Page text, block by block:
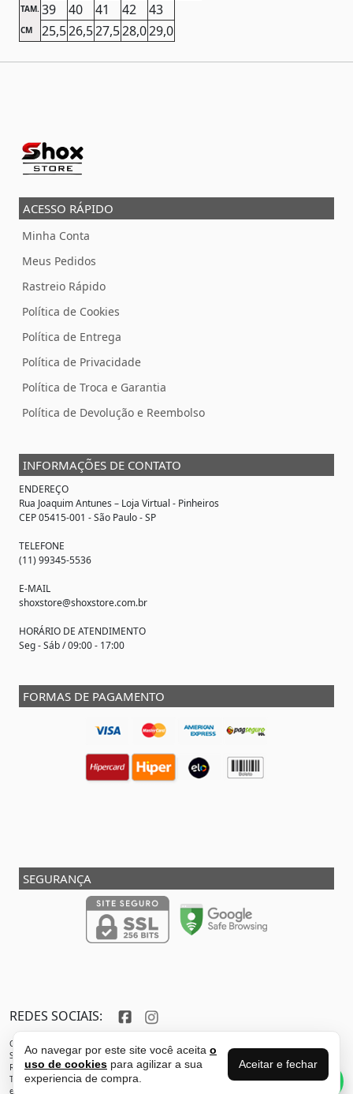
TAM. 39 40 41 42 43
CM 25,526,527,528,029,0
Perguntas sobre
ACESSO RÁPIDO
Minha Conta
Meus Pedidos
Rastreio Rápido
Política de Cookies
Política de Entrega
Política de Privacidade
Política de Troca e Garantia
Política de Devolução e Reembolso
INFORMAÇÕES DE CONTATO
ENDEREÇO
Rua Joaquim Antunes – Loja Virtual - Pinheiros
CEP 05415-001 - São Paulo - SP
TELEFONE
(11) 99345-5536
E-MAIL
shoxstore@shoxstore.com.br
HORÁRIO DE ATENDIMENTO
Seg - Sáb / 09:00 - 17:00
FORMAS DE PAGAMENTO
SEGURANÇA
REDES SOCIAIS:
Copyright © 2013 - 2026 - SHOX STORE DO BRASIL - Marca pertencente à VFR SPORTS E
SERVICOS ADMINISTRATIVOS LTDA CNPJ: 32.346.663/0001-59 - Localizada do endereço:
Rua Joaquim Antunes - São Paulo - SP - 05435-030
Todos os direitos reservados. Proibida reprodução total ou parcial deste sítio
eletrônico sem autorização prévia.
Ao navegar por este site você aceita o
uso de cookies para agilizar a sua
experiencia de compra.
Aceitar e fechar